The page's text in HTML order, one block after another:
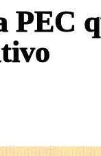
PEC